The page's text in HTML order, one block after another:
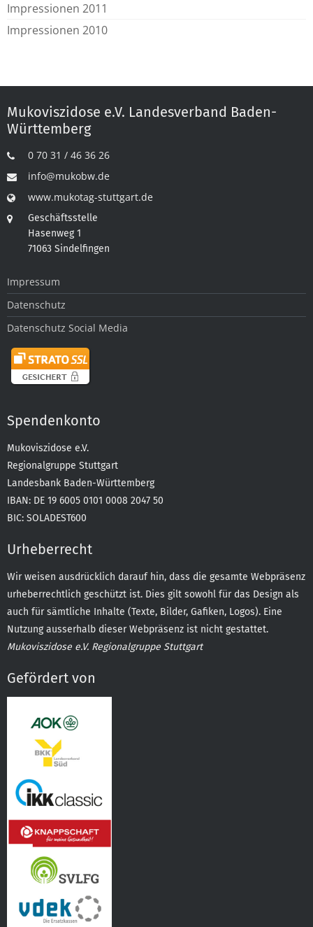
Impressionen 2011
Impressionen 2010
Mukoviszidose e.V. Landesverband Baden-
Württemberg
0 70 31 / 46 36 26
info@mukobw.de
www.mukotag-stuttgart.de
Geschäftsstelle
Hasenweg 1
71063 Sindelfingen
Impressum
Datenschutz
Datenschutz Social Media
Spendenkonto
Mukoviszidose e.V.
Regionalgruppe Stuttgart
Landesbank Baden-Württemberg
IBAN: DE 19 6005 0101 0008 2047 50
BIC: SOLADEST600
Urheberrecht
Wir weisen ausdrücklich darauf hin, dass die gesamte Webpräsenz
urheberrechtlich geschützt ist. Dies gilt sowohl für das Design als
auch für sämtliche Inhalte (Texte, Bilder, Gafiken, Logos). Eine
Nutzung ausserhalb dieser Webpräsenz ist nicht gestattet.
Mukoviszidose e.V. Regionalgruppe Stuttgart
Gefördert von